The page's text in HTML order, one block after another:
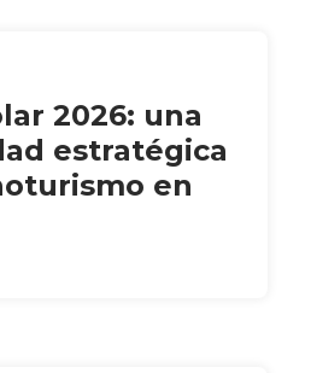
2026: una
estratégica
en